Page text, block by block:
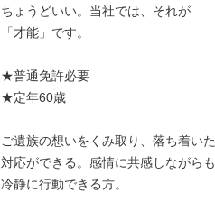
ちょうどいい。当社では、それが
「才能」です。
★普通免許必要
★定年60歳
ご遺族の想いをくみ取り、落ち着いた
対応ができる。感情に共感しながらも
冷静に行動できる方。